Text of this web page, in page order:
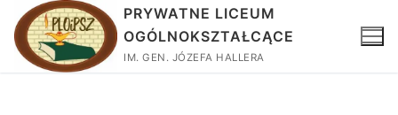
PRYWATNE LICEUM
OGÓLNOKSZTAŁCĄCE
IM. GEN. JÓZEFA HALLERA